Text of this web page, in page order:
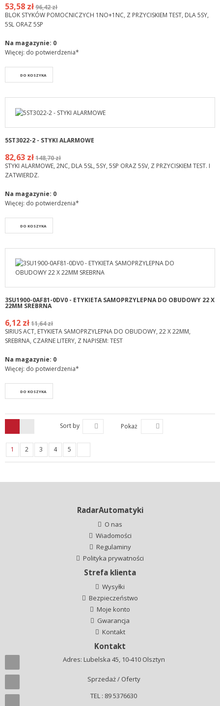
53,58 zł96,42 zł
BLOK STYKÓW POMOCNICZYCH 1NO+1NC, Z PRZYCISKIEM TEST, DLA 5SY,
5SL ORAZ 5SP
Na magazynie: 0
Więcej: do potwierdzenia*
DO KOSZYKA
5ST3022-2 - STYKI ALARMOWE
82,63 zł148,70 zł
STYKI ALARMOWE, 2NC, DLA 5SL, 5SY, 5SP ORAZ 5SV, Z PRZYCISKIEM TEST. I
ZATWIERDZ.
Na magazynie: 0
Więcej: do potwierdzenia*
DO KOSZYKA
3SU1900-0AF81-0DV0 - ETYKIETA SAMOPRZYLEPNA DO OBUDOWY 22 X
22MM SREBRNA
6,12 zł11,64 zł
SIRIUS ACT, ETYKIETA SAMOPRZYLEPNA DO OBUDOWY, 22 X 22MM,
SREBRNA, CZARNE LITERY, Z NAPISEM: TEST
Na magazynie: 0
Więcej: do potwierdzenia*
DO KOSZYKA
Sort by Pokaż
1 2 3 4 5
RadarAutomatyki
O nas
Wiadomości
Regulaminy
Polityka prywatności
Strefa klienta
Wysyłki
Bezpieczeństwo
Moje konto
Gwarancja
Kontakt
Kontakt
Adres: Lubelska 45, 10-410 Olsztyn
Sprzedaż / Oferty
TEL : 89 5376630